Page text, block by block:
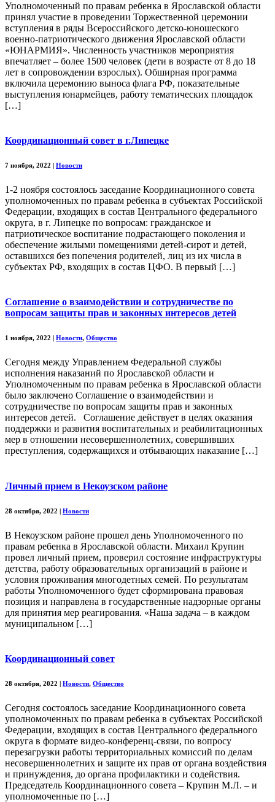
Уполномоченный по правам ребенка в Ярославской области
принял участие в проведении Торжественной церемонии
вступления в ряды Всероссийского детско-юношеского
военно-патриотического движения Ярославской области
«ЮНАРМИЯ». Численность участников мероприятия
впечатляет – более 1500 человек (дети в возрасте от 8 до 18
лет в сопровождении взрослых). Обширная программа
включила церемонию выноса флага РФ, показательные
выступления юнармейцев, работу тематических площадок
[…]
Координационный совет в г.Липецке
7 ноября, 2022 Новости
1-2 ноября состоялось заседание Координационного совета
уполномоченных по правам ребенка в субъектах Российской
Федерации, входящих в состав Центрального федерального
округа, в г. Липецке по вопросам: гражданское и
патриотическое воспитание подрастающего поколения и
обеспечение жилыми помещениями детей-сирот и детей,
оставшихся без попечения родителей, лиц из их числа в
субъектах РФ, входящих в состав ЦФО. В первый […]
Соглашение о взаимодействии и сотрудничестве по
вопросам защиты прав и законных интересов детей
1 ноября, 2022 Новости, Общество
Сегодня между Управлением Федеральной службы
исполнения наказаний по Ярославской области и
Уполномоченным по правам ребенка в Ярославской области
было заключено Соглашение о взаимодействии и
сотрудничестве по вопросам защиты прав и законных
интересов детей. Соглашение действует в целях оказания
поддержки и развития воспитательных и реабилитационных
мер в отношении несовершеннолетних, совершивших
преступления, содержащихся и отбывающих наказание […]
Личный прием в Некоузском районе
28 октября, 2022 | Новости
В Некоузском районе прошел день Уполномоченного по
правам ребенка в Ярославской области. Михаил Крупин
провел личный прием, проверил состояние инфраструктуры
детства, работу образовательных организаций в районе и
условия проживания многодетных семей. По результатам
работы Уполномоченного будет сформирована правовая
позиция и направлена в государственные надзорные органы
для принятия мер реагирования. «Наша задача – в каждом
муниципальном […]
Координационный совет
28 октября, 2022 | Новости, Общество
Сегодня состоялось заседание Координационного совета
уполномоченных по правам ребенка в субъектах Российской
Федерации, входящих в состав Центрального федерального
округа в формате видео-конференц-связи, по вопросу
перезагрузки работы территориальных комиссий по делам
несовершеннолетних и защите их прав от органа воздействия
и принуждения, до органа профилактики и содействия.
Председатель Координационного совета – Крупин М.Л. – и
уполномоченные по […]